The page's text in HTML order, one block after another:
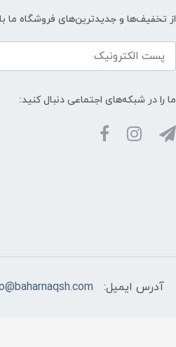
از تخفیف‌ها و جدیدترین‌های فروشگاه ما
ما را در شبکه‌های اجتماعی دنبال کنید:
آدرس ایمیل: